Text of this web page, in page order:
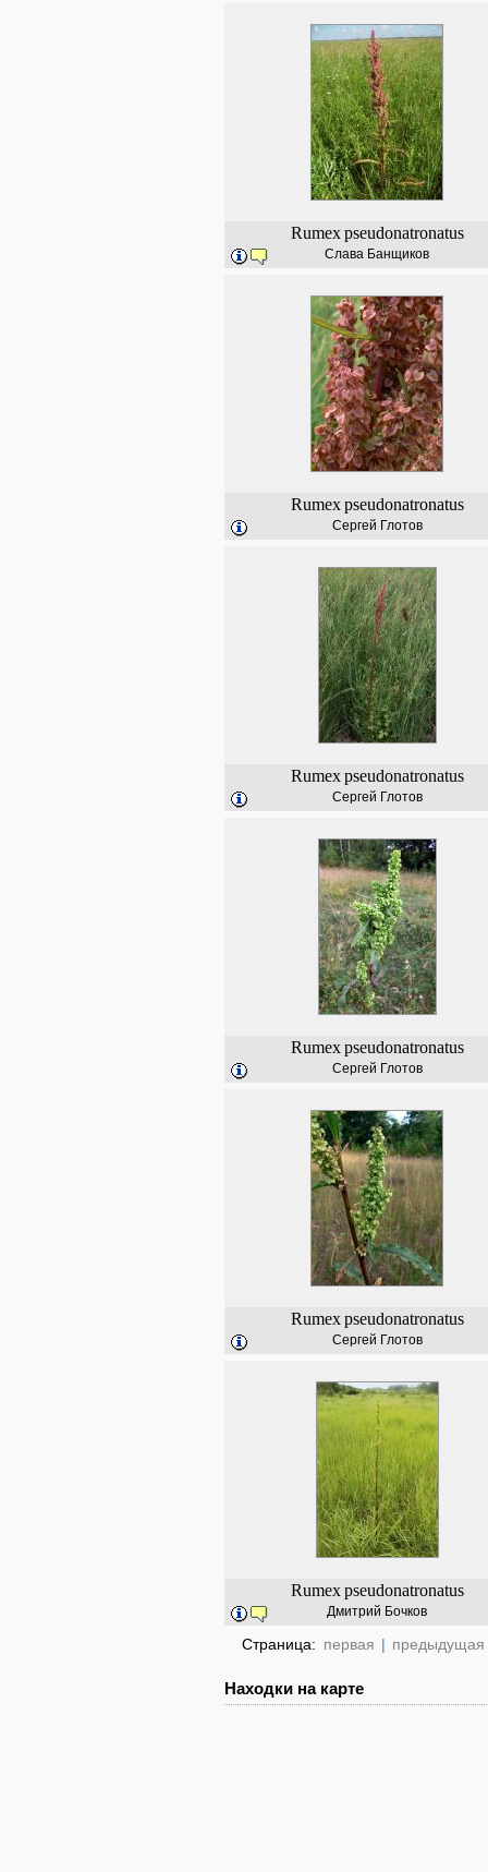
Rumex pseudonatronatus
Слава Банщиков
Rumex pseudonatronatus
Сергей Глотов
Rumex pseudonatronatus
Сергей Глотов
Rumex pseudonatronatus
Сергей Глотов
Rumex pseudonatronatus
Сергей Глотов
Rumex pseudonatronatus
Дмитрий Бочков
Страница: первая | предыдущая
Находки на карте